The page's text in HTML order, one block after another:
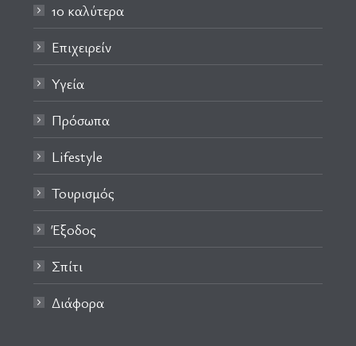
10 καλύτερα
Επιχειρείν
Υγεία
Πρόσωπα
Lifestyle
Τουρισμός
Έξοδος
Σπίτι
Διάφορα